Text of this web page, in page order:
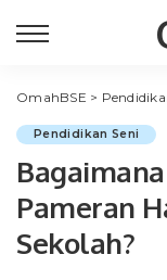
OmahBSE >
Pendidikan Seni
Pameran
Sekolah?